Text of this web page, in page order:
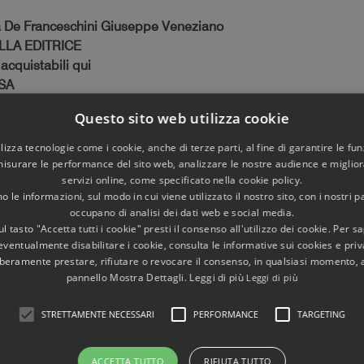
De Franceschini Giuseppe Veneziano
EDITRICE
qui
Part: 0011
- Giuseppe Veneziano
nel Mausoleo di Romolo (Villa di Massenzio)
di Archeoastronomia nel Mausoleo di Romolo
in asse con l'ingresso principale, grazie ad una
Questo sito web utilizza cookie
tecnologie come i cookie, anche di terze parti, al fine di garantire le
le performance del sito web, analizzare le nostre audience e
servizi online, come specificato nella cookie policy.
le informazioni, sul modo in cui viene utilizzato il nostro sito, con i nostri
occupano di analisi dei dati web e social media.
tasto "Accetta tutti i cookie" presti il consenso all'utilizzo dei cookie. Per
disabilitare i cookie, consulta le informative sui cookies e
prestare, rifiutare o revocare il consenso, in qualsiasi momento,
pannello Mostra Dettagli. Leggi di piùLeggi di più
STRETTAMENTE NECESSARI PERFORMANCE TARGETING
ACCETTA TUTTO RIFIUTA TUTTO